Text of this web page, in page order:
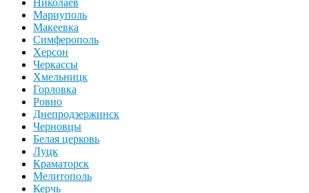
Мариуполь
Макеевка
Симферополь
Херсон
Черкассы
Хмельницк
Горловка
Ровно
Днепродзержинск
Черновцы
Белая церковь
Луцк
Краматорск
Мелитополь
Керчь